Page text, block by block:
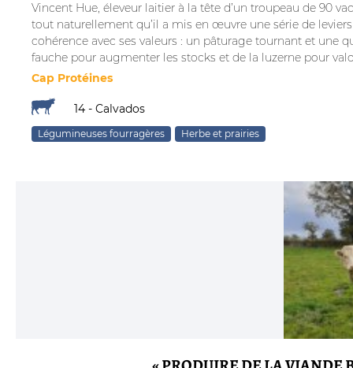
Vincent Hue, éleveur laitier à la tête d’un troupeau de 90
tout naturellement qu’il a mis en œuvre une série de
cohérence avec ses valeurs : un pâturage tournant et une
fauche pour augmenter les stocks et de la luzerne pour
Cap Protéines
14 - Calvados
Légumineuses fourragères Herbe et prairies